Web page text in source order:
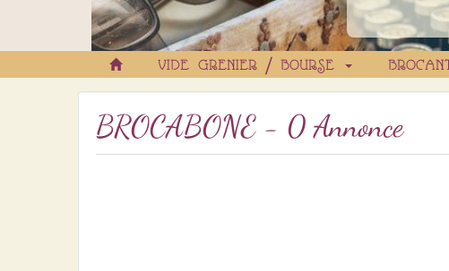
VIDE GRENIER / BOURSE
BROCABONE - 0 Annonce